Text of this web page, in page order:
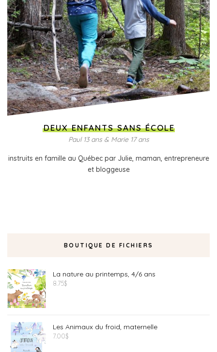
DEUX ENFANTS SANS ÉCOLE
Paul 13 ans & Marie 17 ans
instruits en famille au Québec par Julie, maman, entrepreneure
et bloggeuse
BOUTIQUE DE FICHIERS
La nature au printemps, 4/6 ans
8.75$
Les Animaux du froid, maternelle
7.00$